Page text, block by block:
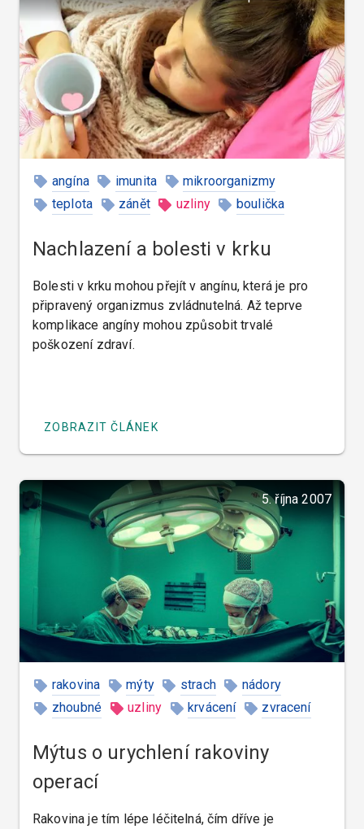
angína imunita
mikroorganizmy
teplota
zánět uzliny
boulička
Nachlazení a bolesti v krku
Bolesti v krku mohou přejít v angínu, která je pro
připravený organizmus zvládnutelná. Až teprve
komplikace angíny mohou způsobit trvalé
poškození zdraví.
ZOBRAZIT ČLÁNEK
5. října 2007
rakovina mýty strach
nádory
zhoubné
uzliny krvácení zvracení
Mýtus o urychlení rakoviny
operací
Rakovina je tím lépe léčitelná, čím dříve je